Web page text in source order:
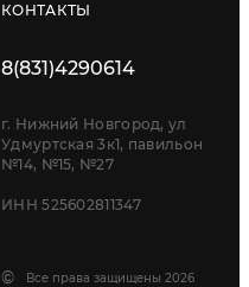
КОНТАКТЫ
8(831)4290614
г. Нижний Новгород, ул
Удмуртская 3к1, павильон
№14, №15, №27
ИНН 525602811347
© Все права защищены 2026